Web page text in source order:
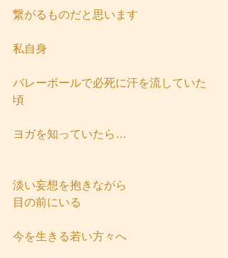
繋がるものだと思います
私自身
バレーボールで必死に汗を流していた
頃
ヨガを知っていたら…
淡い妄想を抱きながら
目の前にいる
今を生きる若い方々へ